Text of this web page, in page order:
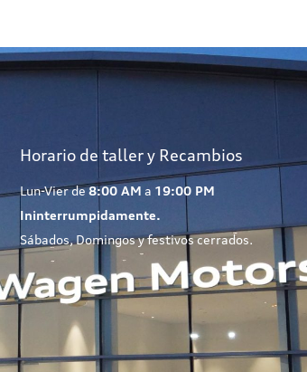
Horario de taller y Recambios
Lun-Vier de8:00 AM a 19:00 PM
Ininterrumpidamente.
Sábados, Domingos y festivos cerrados.